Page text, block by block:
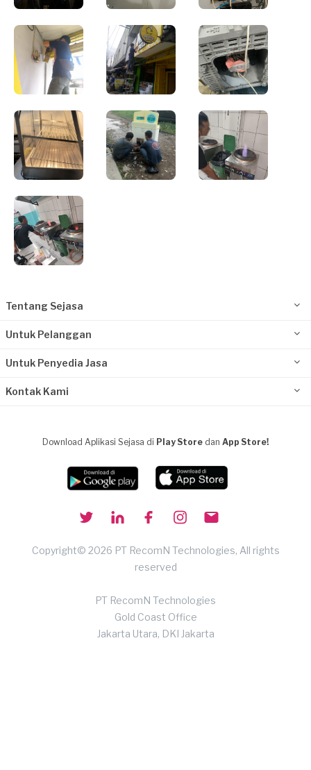
Tentang Sejasa
Untuk Pelanggan
Untuk Penyedia Jasa
Kontak Kami
Download Aplikasi Sejasa di Play Store dan App Store!
Copyright© 2026 PT RecomN Technologies, All rights
reserved
PT RecomN Technologies
Gold Coast Office
Jakarta Utara, DKI Jakarta